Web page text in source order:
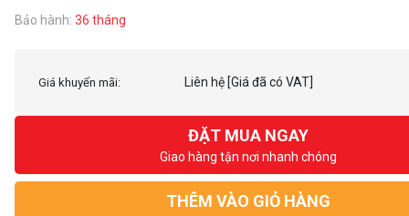
Bảo hành: 36 tháng
Giá khuyến mãi: Liên hệ [Giá đã có VAT]
ĐẶT MUA NGAY
Giao hàng tận nơi nhanh chóng
THÊM VÀO GIỎ HÀNG